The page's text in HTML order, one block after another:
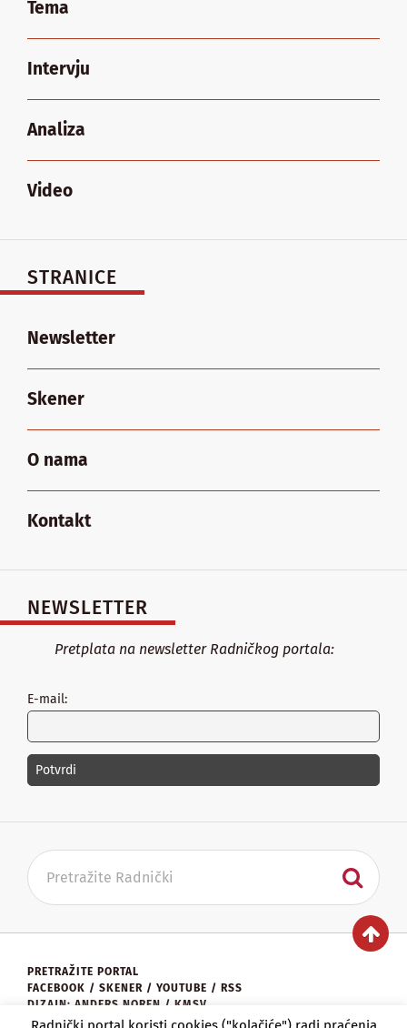
Tema
Intervju
Analiza
Video
STRANICE
Newsletter
Skener
O nama
Kontakt
NEWSLETTER
Pretplata na newsletter Radničkog portala:
E-mail:
PRETRAŽITE PORTAL
FACEBOOK / SKENER / YOUTUBE / RSS
DIZAJN: ANDERS NOREN / KMSV
KONTAKT: UREDNISTVO@RADNICKI.ORG